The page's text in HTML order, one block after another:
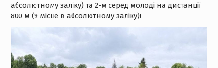
абсолютному заліку) та 2-м серед молоді на дистанції
800 м (9 місце в абсолютному заліку)!